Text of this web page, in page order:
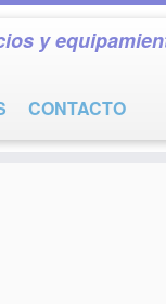
y
CONTACTO